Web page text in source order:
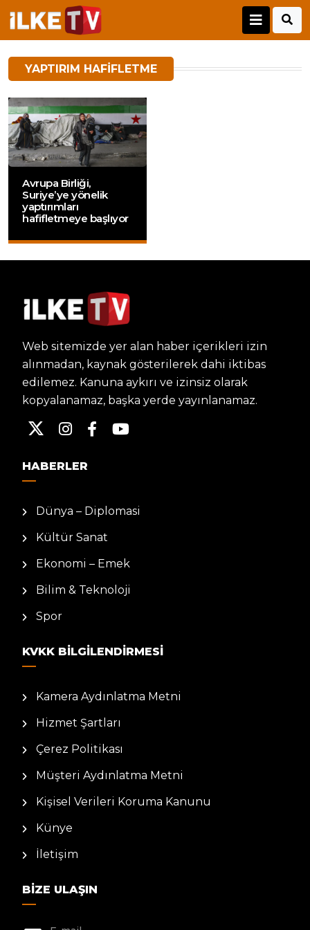
YAPTIRIM HAFIFLETME
Avrupa Birliği,
Suriye’ye yönelik
yaptırımları
hafifletmeye başlıyor
Web sitemizde yer alan haber içerikleri izin
alınmadan, kaynak gösterilerek dahi iktibas
edilemez. Kanuna aykırı ve izinsiz olarak
kopyalanamaz, başka yerde yayınlanamaz.
HABERLER
Dünya – Diplomasi
Kültür Sanat
Ekonomi – Emek
Bilim & Teknoloji
Spor
KVKK BILGILENDIRMESI
Kamera Aydınlatma Metni
Hizmet Şartları
Çerez Politikası
Müşteri Aydınlatma Metni
Kişisel Verileri Koruma Kanunu
Künye
İletişim
BIZE ULAŞIN